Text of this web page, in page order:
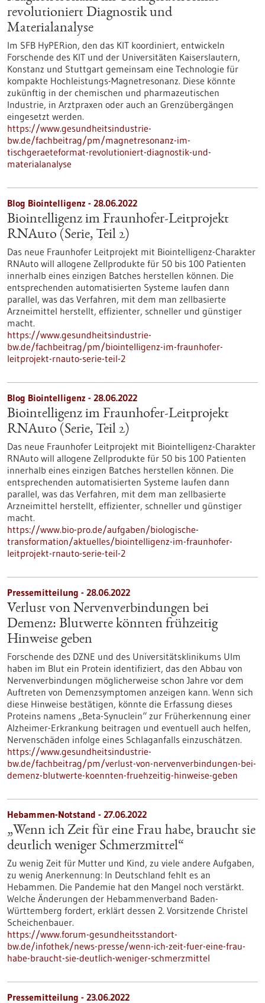
revolutioniert Diagnostik und
Materialanalyse
Im SFB HyPERion, den das KIT koordiniert, entwickeln
Forschende des KIT und der Universitäten Kaiserslautern,
Konstanz und Stuttgart gemeinsam eine Technologie für
kompakte Hochleistungs-Magnetresonanz. Diese könnte
zukünftig in der chemischen und pharmazeutischen
Industrie, in Arztpraxen oder auch an Grenzübergängen
eingesetzt werden.
https://www.gesundheitsindustrie-
bw.de/fachbeitrag/pm/magnetresonanz-im-
tischgeraeteformat-revolutioniert-diagnostik-und-
materialanalyse
Blog Biointelligenz - 28.06.2022
Biointelligenz im Fraunhofer-Leitprojekt
RNAuto (Serie, Teil 2)
Das neue Fraunhofer Leitprojekt mit Biointelligenz-Charakter
RNAuto will allogene Zellprodukte für 50 bis 100 Patienten
innerhalb eines einzigen Batches herstellen können. Die
entsprechenden automatisierten Systeme laufen dann
parallel, was das Verfahren, mit dem man zellbasierte
Arzneimittel herstellt, effizienter, schneller und günstiger
macht.
https://www.gesundheitsindustrie-
bw.de/fachbeitrag/pm/biointelligenz-im-fraunhofer-
leitprojekt-rnauto-serie-teil-2
Blog Biointelligenz - 28.06.2022
Biointelligenz im Fraunhofer-Leitprojekt
RNAuto (Serie, Teil 2)
Das neue Fraunhofer Leitprojekt mit Biointelligenz-Charakter
RNAuto will allogene Zellprodukte für 50 bis 100 Patienten
innerhalb eines einzigen Batches herstellen können. Die
entsprechenden automatisierten Systeme laufen dann
parallel, was das Verfahren, mit dem man zellbasierte
Arzneimittel herstellt, effizienter, schneller und günstiger
macht.
https://www.bio-pro.de/aufgaben/biologische-
transformation/aktuelles/biointelligenz-im-fraunhofer-
leitprojekt-rnauto-serie-teil-2
Pressemitteilung - 28.06.2022
Verlust von Nervenverbindungen bei
Demenz: Blutwerte könnten frühzeitig
Hinweise geben
Forschende des DZNE und des Universitätsklinikums Ulm
haben im Blut ein Protein identifiziert, das den Abbau von
Nervenverbindungen möglicherweise schon Jahre vor dem
Auftreten von Demenzsymptomen anzeigen kann. Wenn sich
diese Hinweise bestätigen, könnte die Erfassung dieses
Proteins namens „Beta-Synuclein“ zur Früherkennung einer
Alzheimer-Erkrankung beitragen und eventuell auch helfen,
Nervenschäden infolge eines Schlaganfalls einzuschätzen.
https://www.gesundheitsindustrie-
bw.de/fachbeitrag/pm/verlust-von-nervenverbindungen-bei-
demenz-blutwerte-koennten-fruehzeitig-hinweise-geben
Hebammen-Notstand - 27.06.2022
„Wenn ich Zeit für eine Frau habe, braucht sie
deutlich weniger Schmerzmittel“
Zu wenig Zeit für Mutter und Kind, zu viele andere Aufgaben,
zu wenig Anerkennung: In Deutschland fehlt es an
Hebammen. Die Pandemie hat den Mangel noch verstärkt.
Welche Änderungen der Hebammenverband Baden-
Württemberg fordert, erklärt dessen 2. Vorsitzende Christel
Scheichenbauer.
https://www.forum-gesundheitsstandort-
bw.de/infothek/news-presse/wenn-ich-zeit-fuer-eine-frau-
habe-braucht-sie-deutlich-weniger-schmerzmittel
Pressemitteilung - 23.06.2022